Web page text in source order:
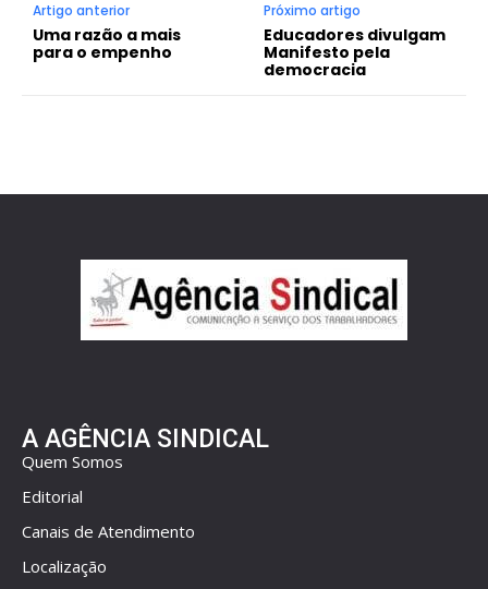
Artigo anterior
Uma razão a mais
para o empenho
Próximo artigo
Educadores divulgam
Manifesto pela
democracia
A AGÊNCIA SINDICAL
Quem Somos
Editorial
Canais de Atendimento
Localização